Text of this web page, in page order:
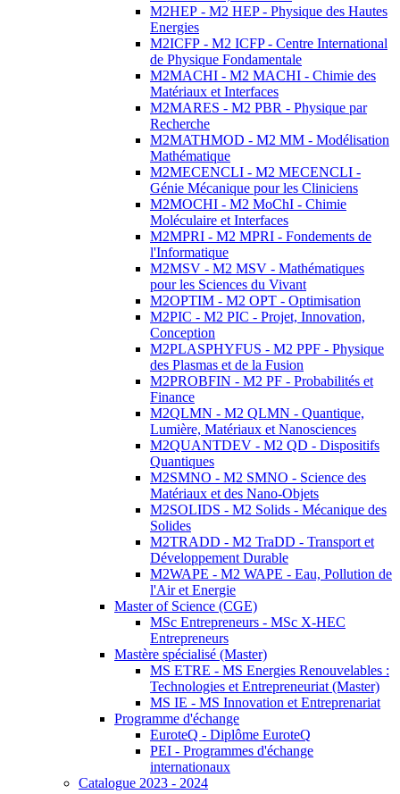
M2HEP - M2 HEP - Physique des Hautes
Energies
M2ICFP - M2 ICFP - Centre International
de Physique Fondamentale
M2MACHI - M2 MACHI - Chimie des
Matériaux et Interfaces
M2MARES - M2 PBR - Physique par
Recherche
M2MATHMOD - M2 MM - Modélisation
Mathématique
M2MECENCLI - M2 MECENCLI -
Génie Mécanique pour les Cliniciens
M2MOCHI - M2 MoChI - Chimie
Moléculaire et Interfaces
M2MPRI - M2 MPRI - Fondements de
l'Informatique
M2MSV - M2 MSV - Mathématiques
pour les Sciences du Vivant
M2OPTIM - M2 OPT - Optimisation
M2PIC - M2 PIC - Projet, Innovation,
Conception
M2PLASPHYFUS - M2 PPF - Physique
des Plasmas et de la Fusion
M2PROBFIN - M2 PF - Probabilités et
Finance
M2QLMN - M2 QLMN - Quantique,
Lumière, Matériaux et Nanosciences
M2QUANTDEV - M2 QD - Dispositifs
Quantiques
M2SMNO - M2 SMNO - Science des
Matériaux et des Nano-Objets
M2SOLIDS - M2 Solids - Mécanique des
Solides
M2TRADD - M2 TraDD - Transport et
Développement Durable
M2WAPE - M2 WAPE - Eau, Pollution de
l'Air et Energie
Master of Science (CGE)
MSc Entrepreneurs - MSc X-HEC
Entrepreneurs
Mastère spécialisé (Master)
MS ETRE - MS Energies Renouvelables :
Technologies et Entrepreneuriat (Master)
MS IE - MS Innovation et Entreprenariat
Programme d'échange
EuroteQ - Diplôme EuroteQ
PEI - Programmes d'échange
internationaux
Catalogue 2023 - 2024